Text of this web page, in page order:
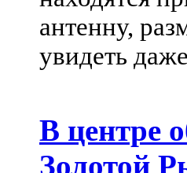
антенну,
увидеть
В центре
Золотой